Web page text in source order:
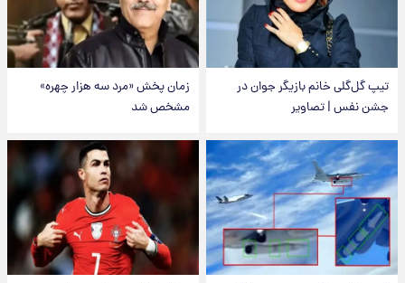
تیپ گل‌گلی خانم بازیگر جوان در
جشن نفس | تصاویر
زمان پخش «مرد سه هزار چهره»
مشخص شد